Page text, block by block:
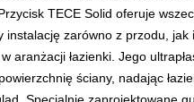
TECE Solid oferuje
instalację zarówno z przodu, jak
aranżacji łazienki. Jego
ściany, nadając
Specjalnie zaprojektowane